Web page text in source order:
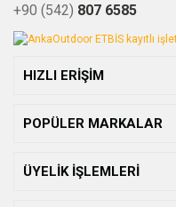
+90 (542) 807 6585
HIZLI ERİŞİM
POPÜLER MARKALAR
ÜYELİK İŞLEMLERİ